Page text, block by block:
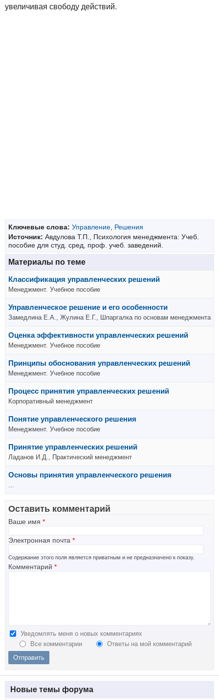
увеличивая свободу действий.
Ключевые слова: Управление, Решения
Источник: Авдулова Т.П., Психология менеджмента: Учеб.
пособие для студ. сред, проф. учеб. заведений.
Материалы по теме
Классификация управленческих решений
Менеджмент. Учебное пособие
Управленческое решение и его особенности
Замедлина Е.А., Жулина Е.Г., Шпаргалка по основам менеджмента
Оценка эффективности управленческих решений
Менеджмент. Учебное пособие
Принципы обоснования управленческих решений
Менеджмент. Учебное пособие
Процесс принятия управленческих решений
Корпоративный менеджмент
Понятие управленческого решения
Менеджмент. Учебное пособие
Принятие управленческих решений
Ладанов И.Д., Практический менеджмент
Основы принятия управленческого решения
...
Оставить комментарий
Ваше имя *
Электронная почта *
Содержание этого поля является приватным и не предназначено к показу.
Комментарий *
Уведомлять меня о новых комментариях
Все комментарии
Ответы на мой комментарий
Новые темы форума